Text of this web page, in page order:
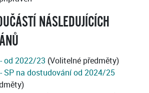
NÁSLEDUJÍCÍCH
od 2022/23 (Volitelné předměty)
SP na dostudování od 2024/25